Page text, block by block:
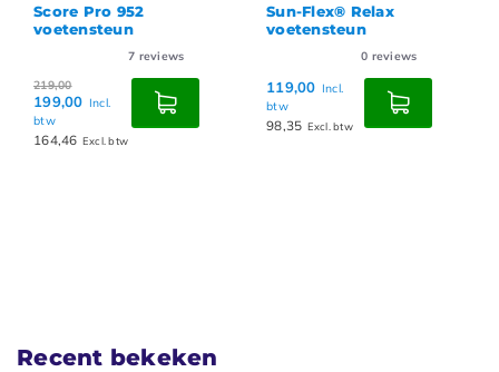
Score Pro 952
voetensteun
7 reviews
219,00
199,00 Incl.
btw
164,46 Excl. btw
Sun-Flex® Relax
voetensteun
0 reviews
119,00 Incl.
btw
98,35 Excl. btw
Recent bekeken